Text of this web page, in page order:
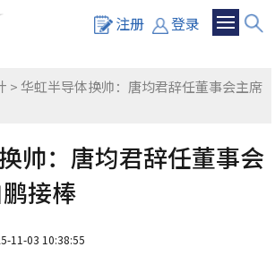
注册 登录
> 华虹半导体换帅：唐均君辞任董事会主席
帅：唐均君辞任董事会
接棒
11-03 10:38:55